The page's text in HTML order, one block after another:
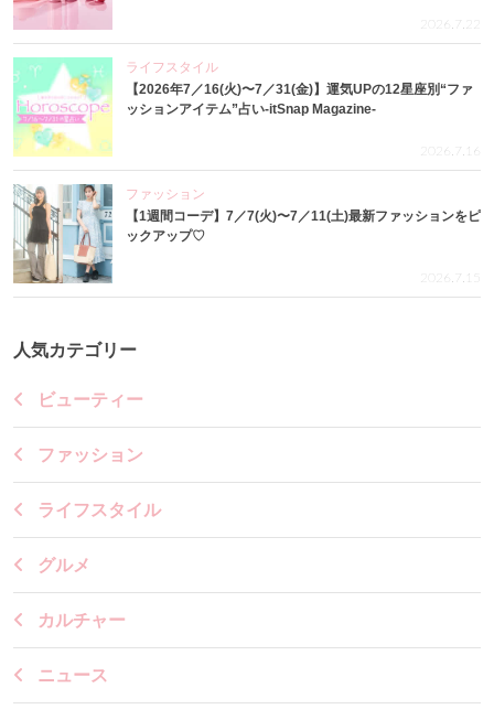
2026.7.22
ライフスタイル
【2026年7／16(火)〜7／31(金)】運気UPの12星座別“ファ
ッションアイテム”占い-itSnap Magazine-
2026.7.16
ファッション
【1週間コーデ】7／7(火)〜7／11(土)最新ファッションをピ
ックアップ♡
2026.7.15
人気カテゴリー
ビューティー
ファッション
ライフスタイル
グルメ
カルチャー
ニュース